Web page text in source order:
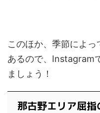
このほか、季節によ
あるので、Instagram
ましょう！
那古野エリア屈